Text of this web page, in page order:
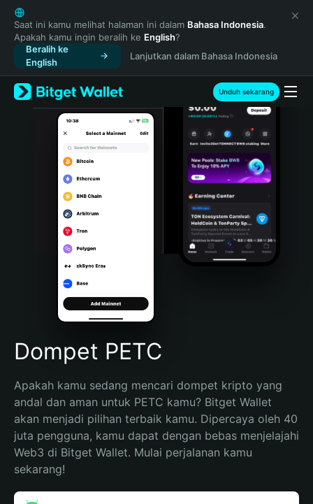
English
日本語
Tiếng Việt
Русский
Español (Latinoamérica)
Türkçe
Italiano
Português (Portugal)
Bahasa Indonesia
Português (Brasil)
Español (Argentina)
Saat ini kamu melihat halaman ini dalam Bahasa Indonesia.
Apakah kamu ingin beralih ke English?
Beralih ke
English
Lanjutkan dalam Bahasa Indonesia
Unduh sekarang
Dompet PETC
Apakah kamu sedang mencari dompet kripto yang
andal dan aman untuk PETC kamu? Bitget Wallet
akan menjadi pilihan terbaik kamu. Dipercaya oleh 40
juta pengguna, kamu dapat dengan bebas menjelajahi
Web3 di Bitget Wallet. Mulai perjalanan kamu
sekarang!